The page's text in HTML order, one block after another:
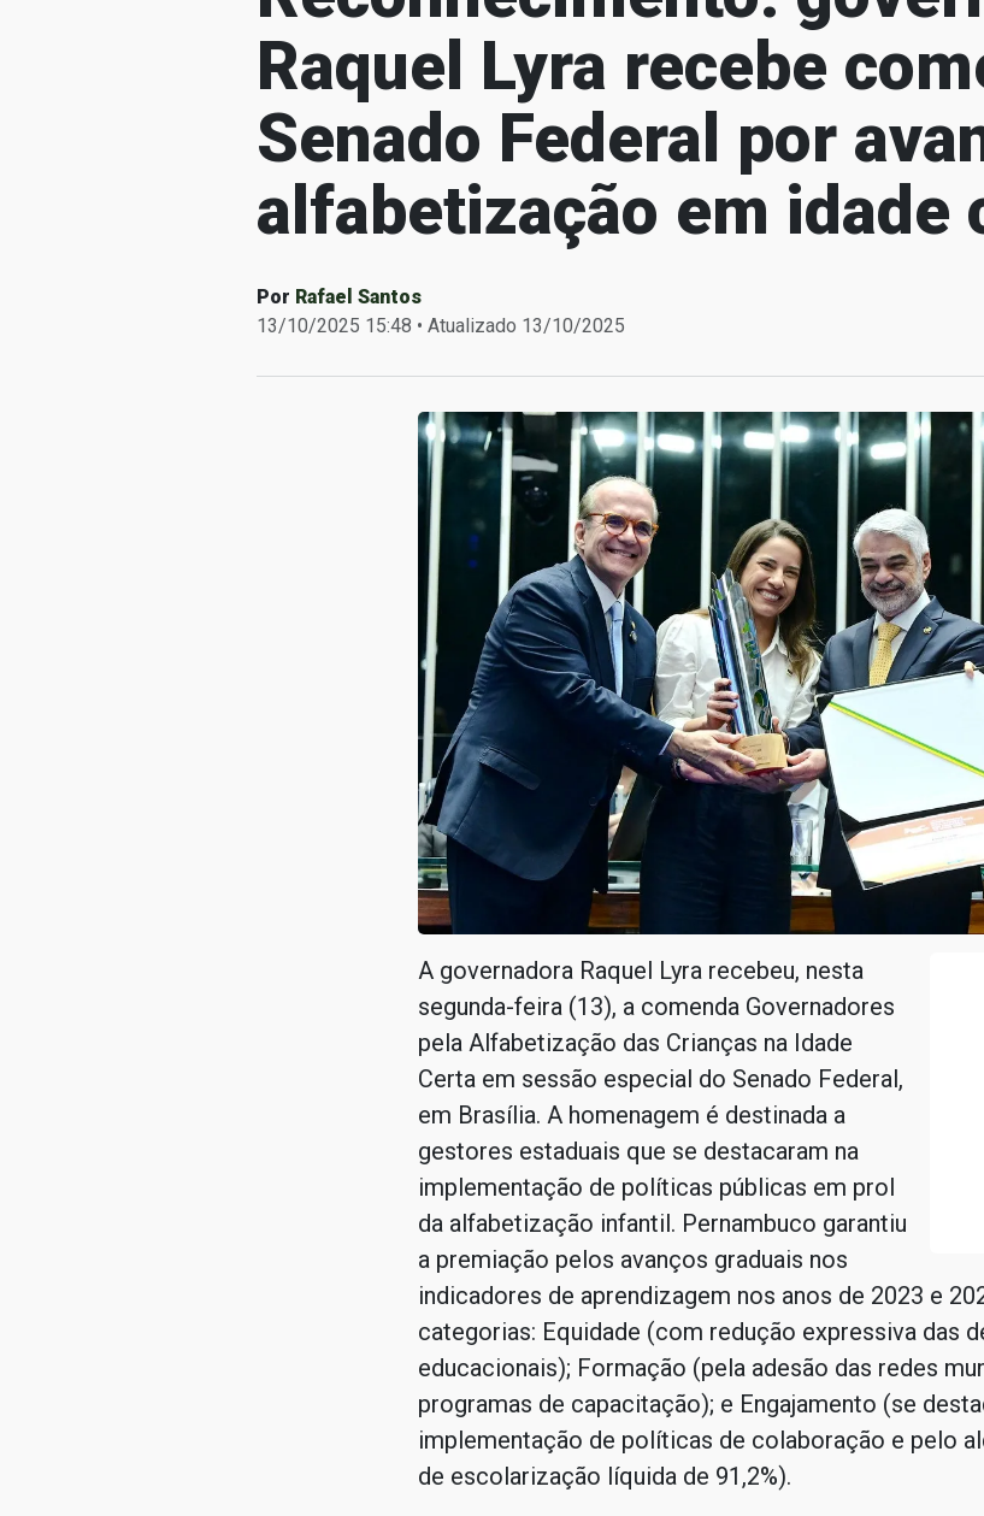
Raquel Lyra recebe
Senado Federal por
alfabetização em idade
Por Rafael Santos
13/10/2025 15:48 • Atualizado 13/10/2025
A governadora Raquel Lyra recebeu, nesta
segunda-feira (13), a comenda Governadores
pela Alfabetização das Crianças na Idade
Certa em sessão especial do Senado Federal,
em Brasília. A homenagem é destinada a
gestores estaduais que se destacaram na
implementação de políticas públicas em prol
da alfabetização infantil. Pernambuco garantiu
a premiação pelos avanços graduais nos
indicadores de aprendizagem nos anos de 2023 e
categorias: Equidade (com redução expressiva das
educacionais); Formação (pela adesão das redes
programas de capacitação); e Engajamento (se
implementação de políticas de colaboração e pelo
de escolarização líquida de 91,2%).